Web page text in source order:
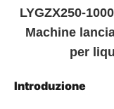
LYGZX250-
Machine
per
Introduzione